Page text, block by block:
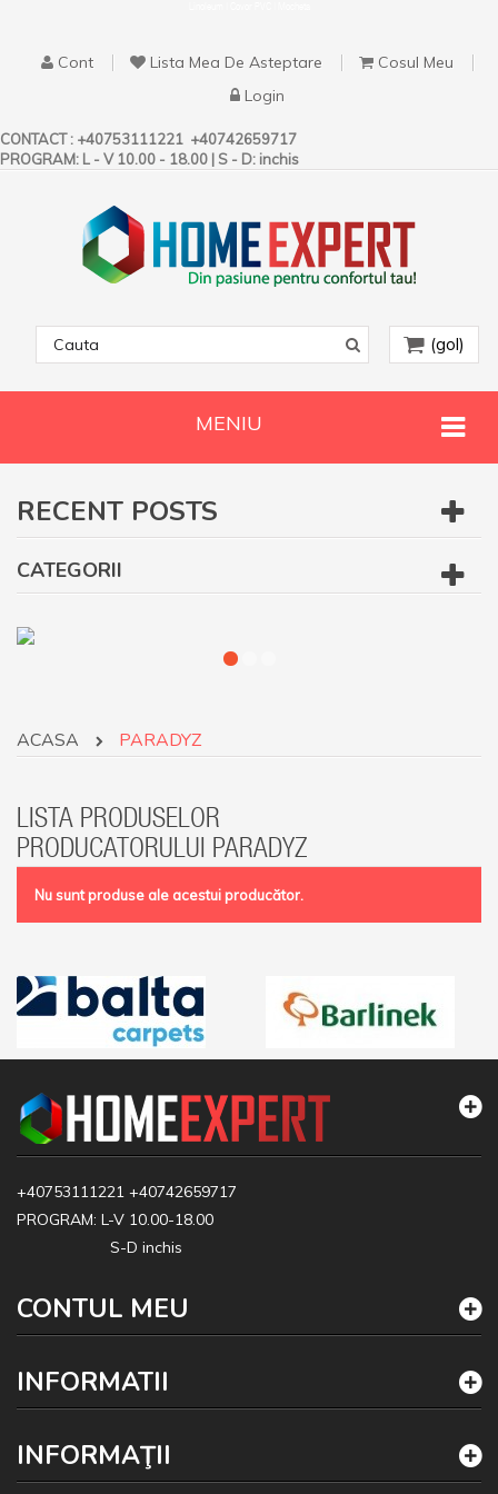
Cont Lista Mea De Asteptare
Cosul Meu
Login
CONTACT : +40753111221 +40742659717
PROGRAM: L - V 10.00 - 18.00 | S - D: inchis
(gol)
MENIU
RECENT POSTS
CATEGORII
ACASA PARADYZ
LISTA PRODUSELOR
PRODUCATORULUI PARADYZ
Nu sunt produse ale acestui producător.
+40753111221 +40742659717
PROGRAM: L-V 10.00-18.00
S-D inchis
CONTUL MEU
INFORMATII
INFORMAŢII